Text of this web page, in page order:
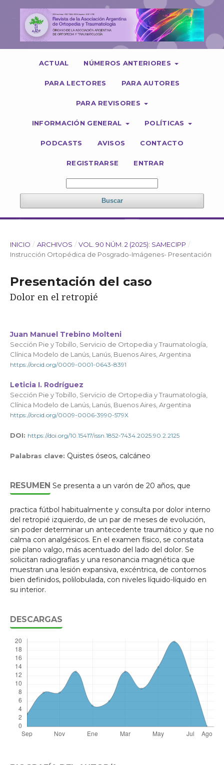
ACTUAL NÚMEROS ANTERIORES
PARA LECTORES PARA AUTORES
PARA REVISORES
INFORMACIÓN GENERAL POLÍTICAS
PODCASTS AVISOS CONTACTO
REGISTRARSE ENTRAR
Buscar
INICIO / ARCHIVOS / VOL. 90 NÚM. 2 (2025): SAMECIPP /
Instrucción Ortopédica de Posgrado-Imágenes- Presentación
Presentación del caso
Dolor en el retropié
Juan Manuel Trebino Molteni
Sección Pie y Tobillo, Servicio de Ortopedia y Traumatología,
Clínica Modelo de Lanús, Lanús, Buenos Aires, Argentina
https://orcid.org/0009-0001-0643-8391
Leticia I. Rodríguez
Sección Pie y Tobillo, Servicio de Ortopedia y Traumatología,
Clínica Modelo de Lanús, Lanús, Buenos Aires, Argentina
https://orcid.org/0009-0006-3990-579X
DOI: https://doi.org/10.15417/issn.1852-7434.2025.90.2.2125
Palabras clave: Quistes óseos, calcáneo
RESUMEN Se presenta a un varón de 20 años, que
practica fútbol habitualmente y consulta por dolor interno
del retropié izquierdo, de un par de meses de evolución,
sin poder determinar un antecedente traumático y que no
calma con analgésicos. En el examen físico, se constata
pie plano valgo, más acentuado del lado del dolor. Se
solicitan radiografías y una resonancia magnética que
muestran una lesión expansiva, excéntrica, de contornos
bien definidos, polilobulada, con niveles líquido-líquido en
su interior.
DESCARGAS